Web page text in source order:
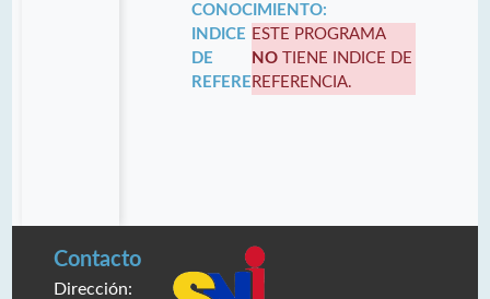
CONOCIMIENTO:
INDICE
DE
REFERENCIA:
ESTE PROGRAMA
NO TIENE INDICE DE
REFERENCIA.
Contacto
Dirección: